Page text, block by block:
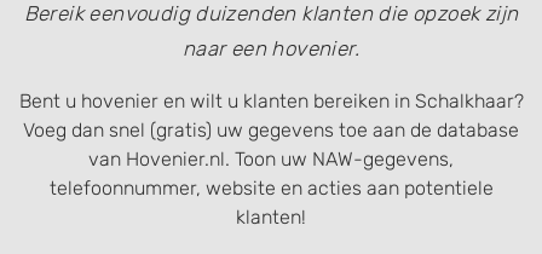
Bereik eenvoudig duizenden klanten die opzoek zijn
naar een hovenier.
Bent u hovenier en wilt u klanten bereiken in Schalkhaar?
Voeg dan snel (gratis) uw gegevens toe aan de database
van Hovenier.nl. Toon uw NAW-gegevens,
telefoonnummer, website en acties aan potentiele
klanten!